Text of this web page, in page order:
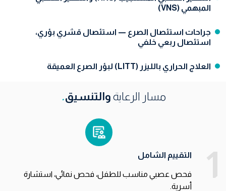
المبهمي (VNS)
جراحات استئصال الصرع — استئصال قشري بؤري،
استئصال ربعي خلفي
العلاج الحراري بالليزر (LITT) لبؤر الصرع العميقة
مسار الرعاية والتنسيق.
1 التقييم الشامل
فحص عصبي مناسب للطفل، فحص نمائي، استشارة
أسرية.